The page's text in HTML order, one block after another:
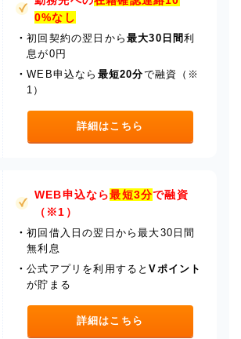
0%なし
・初回契約の翌日から最大30日間利
息が0円
・WEB申込なら 最短20分で融資（※
1）
詳細はこちら
WEB申込なら最短3分で融資
（※1）
・初回借入日の翌日から最大30日間
無利息
・公式アプリを利用するとVポイント
が貯まる
詳細はこちら